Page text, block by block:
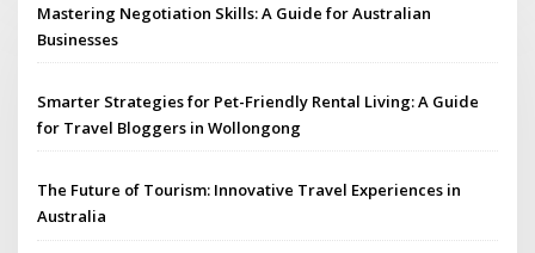
Mastering Negotiation Skills: A Guide for Australian
Businesses
Smarter Strategies for Pet-Friendly Rental Living: A Guide
for Travel Bloggers in Wollongong
The Future of Tourism: Innovative Travel Experiences in
Australia